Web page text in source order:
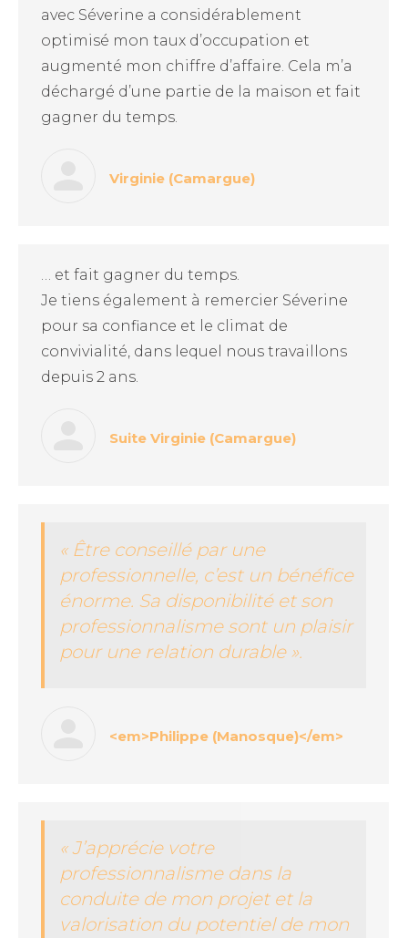
avec Séverine a considérablement
optimisé mon taux d’occupation et
augmenté mon chiffre d’affaire. Cela m’a
déchargé d’une partie de la maison et fait
gagner du temps.
Virginie (Camargue)
… et fait gagner du temps.
Je tiens également à remercier Séverine
pour sa confiance et le climat de
convivialité, dans lequel nous travaillons
depuis 2 ans.
Suite Virginie (Camargue)
« Être conseillé par une
professionnelle, c’est un bénéfice
énorme. Sa disponibilité et son
professionnalisme sont un plaisir
pour une relation durable ».
<em>Philippe (Manosque)</em>
« J’apprécie votre
professionnalisme dans la
conduite de mon projet et la
valorisation du potentiel de mon